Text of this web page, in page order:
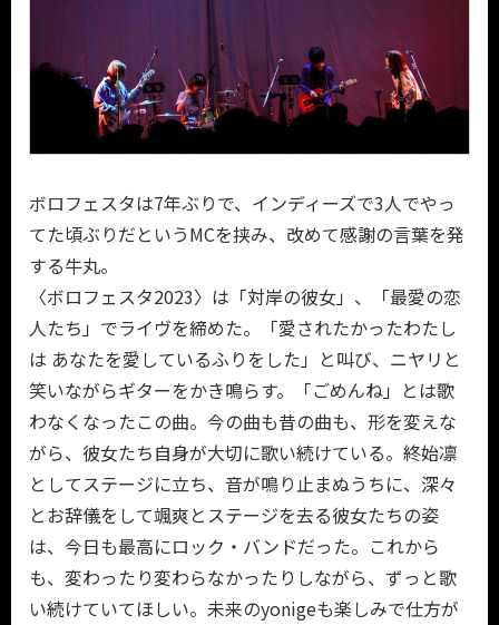
ボロフェスタは7年ぶりで、インディーズで3人でやっ
てた頃ぶりだというMCを挟み、改めて感謝の言葉を発
する牛丸。
〈ボロフェスタ2023〉は「対岸の彼女」、「最愛の恋
人たち」でライヴを締めた。「愛されたかったわたし
は あなたを愛しているふりをした」と叫び、ニヤリと
笑いながらギターをかき鳴らす。「ごめんね」とは歌
わなくなったこの曲。今の曲も昔の曲も、形を変えな
がら、彼女たち自身が大切に歌い続けている。終始凛
としてステージに立ち、音が鳴り止まぬうちに、深々
とお辞儀をして颯爽とステージを去る彼女たちの姿
は、今日も最高にロック・バンドだった。これから
も、変わったり変わらなかったりしながら、ずっと歌
い続けていてほしい。未来のyonigeも楽しみで仕方が